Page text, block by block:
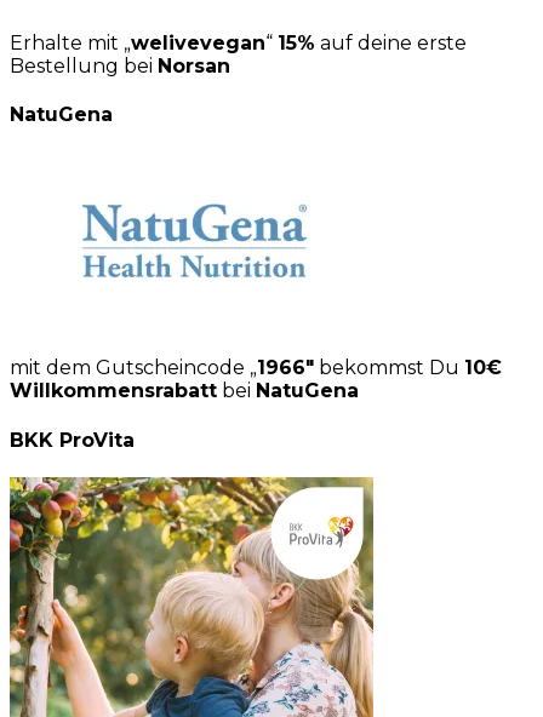
Erhalte mit „welivevegan“ 15% auf deine erste
Bestellung bei Norsan
NatuGena
mit dem Gutscheincode „1966″ bekommst Du 10€
Willkommensrabatt bei NatuGena
BKK ProVita